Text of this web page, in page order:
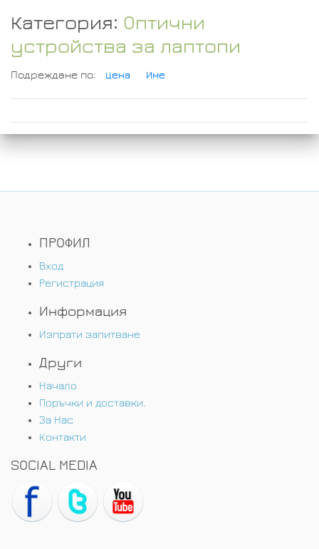
Категория: Оптични
устройства за лаптопи
Подреждане по: Цена Име
ПРОФИЛ
Вход
Регистрация
Информация
Изпрати запитване
Други
Начало
Поръчки и доставки.
За Нас
Контакти
SOCIAL MEDIA